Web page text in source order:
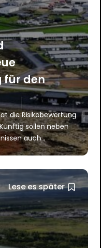
für den
die Risikobewertung
sollen neben
auch...
Lese es später